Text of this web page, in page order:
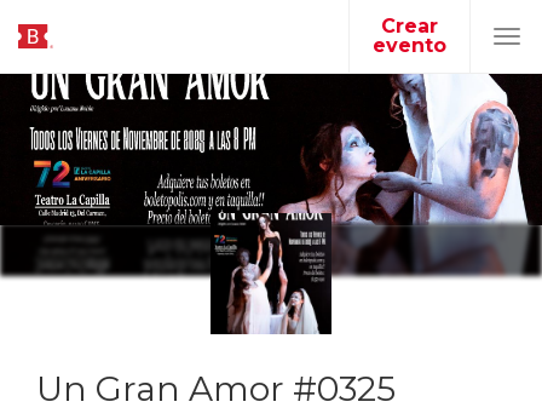
Crear
evento
Un Gran Amor #0325